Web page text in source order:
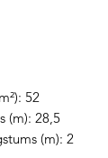
52
(m): 28,5
(m): 2